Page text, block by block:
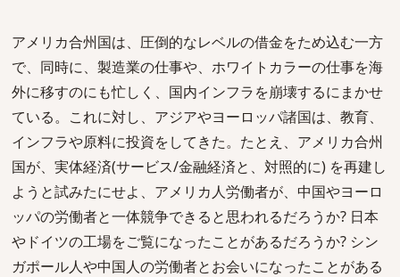
アメリカ合州国は、圧倒的なレベルの借金をため込む一方
で、同時に、製造業の仕事や、ホワイトカラーの仕事を海
外に移すのにも忙しく、国内インフラを崩壊するにまかせ
ている。これに対し、アジアやヨーロッパ諸国は、教育、
インフラや原料に投資をしてきた。たとえ、アメリカ合州
国が、実体経済(サービス/金融経済と、対照的に) を再建し
ようと試みたにせよ、アメリカ人労働者が、中国やヨーロ
ッパの労働者と一体競争できると思われるだろうか? 日本
やドイツの工場をご覧になったことがあるだろうか? シン
ガポール人や中国人の労働者とお会いになったことがある